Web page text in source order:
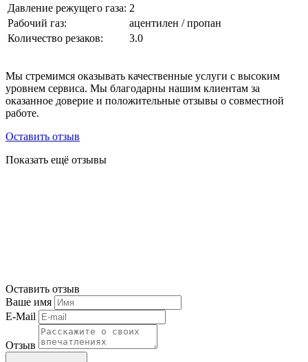
Давление режущего газа: 2
Рабочий газ:
ацентилен / пропан
Количество резаков:
3.0
Мы стремимся оказывать качественные услуги с высоким
уровнем сервиса. Мы благодарны нашим клиентам за
оказанное доверие и положительные отзывы о совместной
работе.
Оставить отзыв
Показать ещё отзывы
Оставить отзыв
Ваше имя
E-Mail
Отзыв